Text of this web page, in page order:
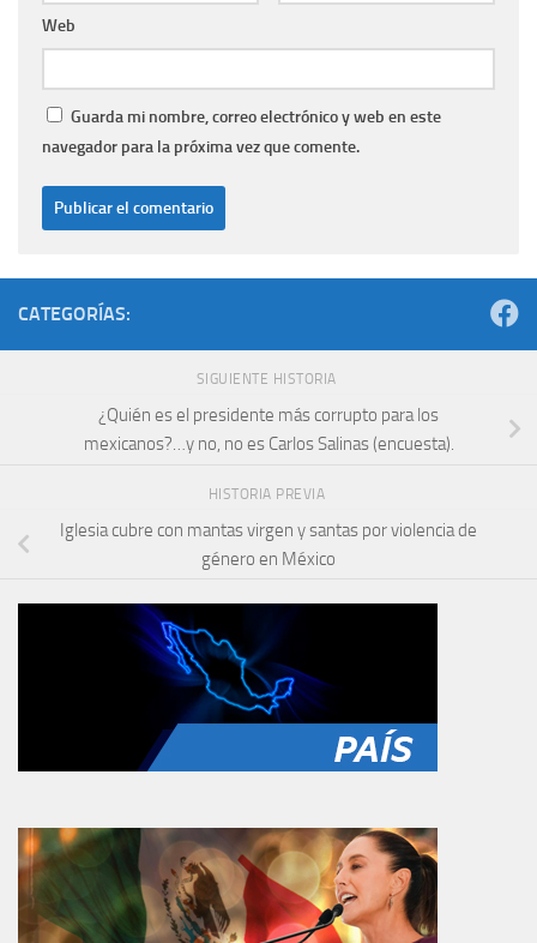
Web
Guarda mi nombre, correo electrónico y web en este
navegador para la próxima vez que comente.
CATEGORÍAS:
SIGUIENTE HISTORIA
¿Quién es el presidente más corrupto para los
mexicanos?…y no, no es Carlos Salinas (encuesta).
HISTORIA PREVIA
Iglesia cubre con mantas virgen y santas por violencia de
género en México